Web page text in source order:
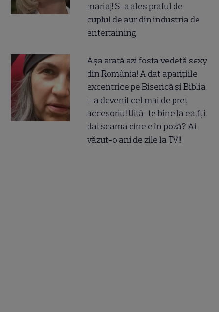
mariaj! S-a ales praful de
cuplul de aur din industria de
entertaining
Așa arată azi fosta vedetă sexy
din România! A dat aparițiile
excentrice pe Biserică și Biblia
i-a devenit cel mai de preț
accesoriu! Uită-te bine la ea, îți
dai seama cine e în poză? Ai
văzut-o ani de zile la TV!!